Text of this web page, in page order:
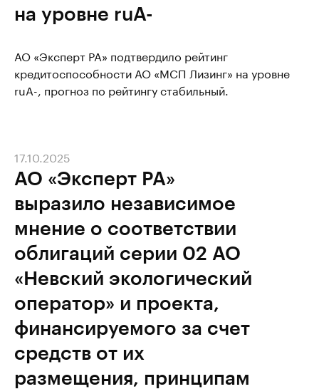
на уровне ruA-
АО «Эксперт РА» подтвердило рейтинг
кредитоспособности АО «МСП Лизинг» на уровне
ruA-, прогноз по рейтингу стабильный.
АО «Эксперт РА»
выразило независимое
мнение о соответствии
облигаций серии 02 АО
«Невский экологический
оператор» и проекта,
финансируемого за счет
средств от их
размещения, принципам
17.10.2025